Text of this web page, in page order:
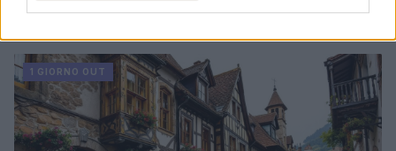
di Prime Video
1 GIORNO OUT